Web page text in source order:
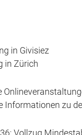
in Givisiez
in Zürich
Informationen zu
Vollzug